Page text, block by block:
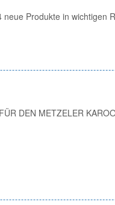
Produkte in wichtigen
DEN METZELER